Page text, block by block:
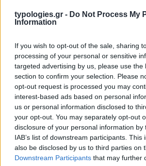
typologies.gr - Do Not Process My
Information
If you wish to opt-out of the sale, sharing
processing of your personal or sensitive
targeted advertising by us, please use the
section to confirm your selection. Please
opt-out request is processed you may
interest-based ads based on personal
us or personal information disclosed to
your opt-out. You may separately opt-out
disclosure of your personal information by
IAB’s list of downstream participants. This
also be disclosed by us to third parties on
Downstream Participants that may further